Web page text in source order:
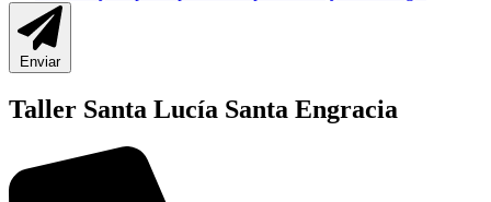
Enviar
Taller Santa Lucía Santa Engracia